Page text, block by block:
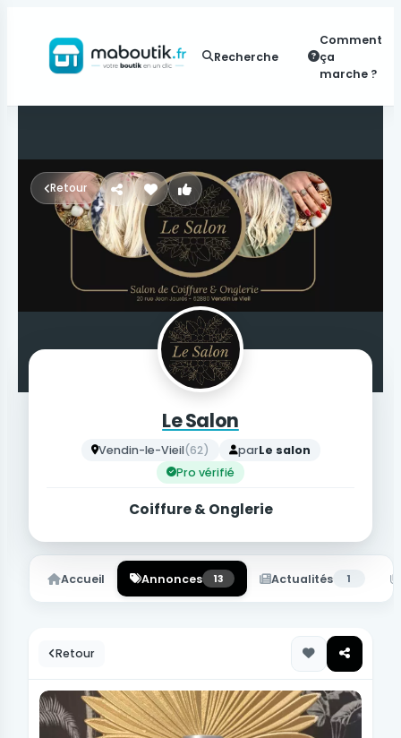
Recherche
Comment
ça
marche ?
Retour
Le Salon
Vendin-le-Vieil(62) parLe salon
Pro vérifié
Coiffure & Onglerie
Accueil Annonces 13 Actualités 1
Retour